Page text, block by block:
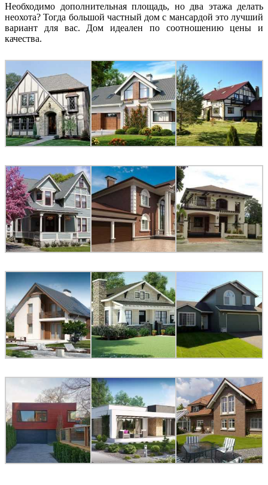
Необходимо дополнительная площадь, но два этажа делать
неохота? Тогда большой частный дом с мансардой это лучший
вариант для вас. Дом идеален по соотношению цены и
качества.